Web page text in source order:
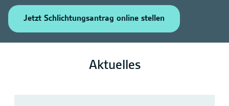
Jetzt Schlichtungsantrag online stellen
Aktuelles